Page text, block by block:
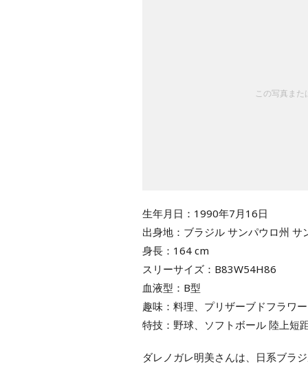
この写真ま
生年月日：1990年7月16日
出身地：ブラジル サンパウロ州 サ
身長：164 cm
スリーサイズ：B83W54H86
血液型：B型
趣味：料理、プリザーブドフラワー
特技：野球、ソフトボール 陸上短
ダレノガレ明美さんは、日系ブラ